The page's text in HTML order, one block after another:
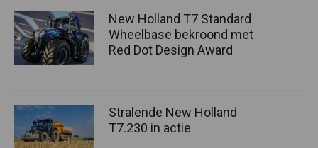
New Holland T7 Standard
Wheelbase bekroond met
Red Dot Design Award
Stralende New Holland
T7.230 in actie